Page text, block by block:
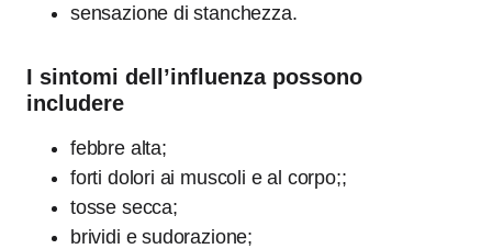
sensazione di stanchezza.
I sintomi dell’influenza possono
includere
febbre alta;
forti dolori ai muscoli e al corpo;;
tosse secca;
brividi e sudorazione;